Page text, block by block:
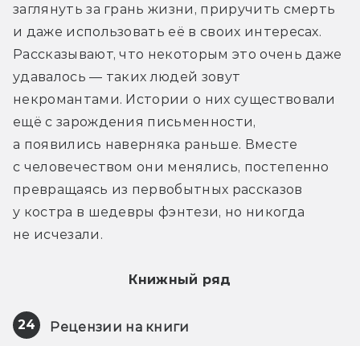
заглянуть за грань жизни, приручить смерть
и даже использовать её в своих интересах.
Рассказывают, что некоторым это очень даже
удавалось — таких людей зовут
некромантами. Истории о них существовали
ещё с зарождения письменности,
а появились наверняка раньше. Вместе
с человечеством они менялись, постепенно
превращаясь из первобытных рассказов
у костра в шедевры фэнтези, но никогда
не исчезали.
Книжный ряд
24 Рецензии на книги